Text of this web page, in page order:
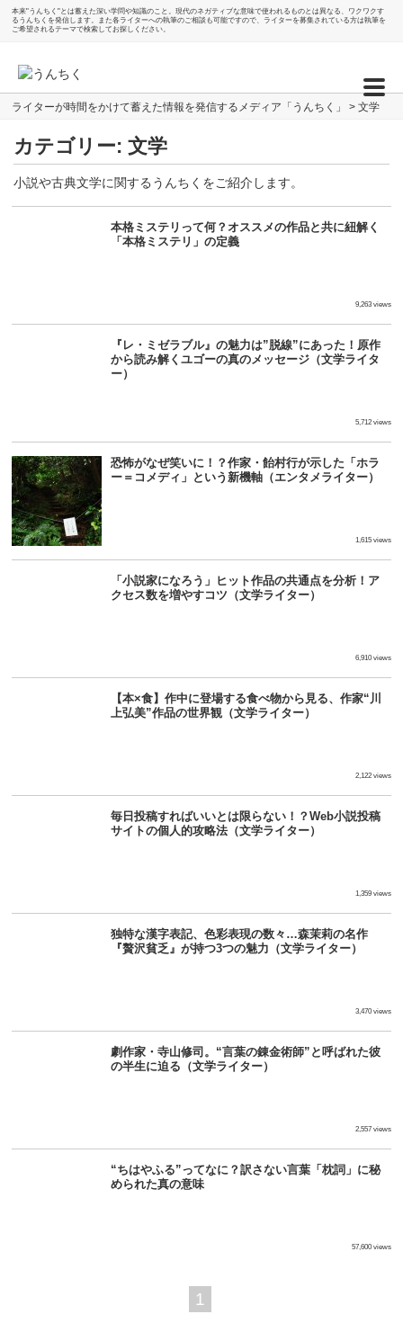
本来"うんちく"とは蓄えた深い学問や知識のこと。現代のネガティブな意味で使われるものとは異なる、ワクワクす
るうんちくを発信します。また各ライターへの執筆のご相談も可能ですので、ライターを募集されている方は執筆を
ご希望されるテーマで検索してお探しください。
ライターが時間をかけて蓄えた情報を発信するメディア「うんちく」 >文学
カテゴリー: 文学
小説や古典文学に関するうんちくをご紹介します。
本格ミステリって何？オススメの作品と共に紐解く
「本格ミステリ」の定義
9,263 views
『レ・ミゼラブル』の魅力は”脱線”にあった！原作
から読み解くユゴーの真のメッセージ（文学ライタ
ー）
5,712 views
恐怖がなぜ笑いに！？作家・飴村行が示した「ホラ
ー＝コメディ」という新機軸（エンタメライター）
1,615 views
「小説家になろう」ヒット作品の共通点を分析！ア
クセス数を増やすコツ（文学ライター）
6,910 views
【本×食】作中に登場する食べ物から見る、作家“川
上弘美”作品の世界観（文学ライター）
2,122 views
毎日投稿すればいいとは限らない！？Web小説投稿
サイトの個人的攻略法（文学ライター）
1,359 views
独特な漢字表記、色彩表現の数々…森茉莉の名作
『贅沢貧乏』が持つ3つの魅力（文学ライター）
3,470 views
劇作家・寺山修司。“言葉の錬金術師”と呼ばれた彼
の半生に迫る（文学ライター）
2,557 views
“ちはやふる”ってなに？訳さない言葉「枕詞」に秘
められた真の意味
57,600 views
1